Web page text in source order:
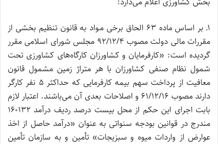
۱ـ بر اساس ماده ۶۳ الحاق برخی مـواد به قانون تنظیم بخشی از
مقررات مالی دولت مصوب ۹۲/۱۲/۴ مجلس شورای اسلامی مقرر
گردیده است: «کارفرمایان و کشاورزان کارگاه‌های کشاورزی تحت
شمول نظام صنفی کشاورزان با هر متراژ زمین مشمول قانون
معافیت از پرداخت سهم بیمه کارفرمایی که حداکثر ۵ نفر کارگر
دارند مصوب ۶۱/۱۲/۱۶ و اصلاحات بعدی آن می‌باشند. اعتبار لازم
بابت اجرای این حکم از محل بیست درصد ردیف درآمد ۱۶۰۱۳۲
مندرج در قوانین بودجه سنواتی به عنوان «درآمد حاصل از اخذ
عوارض از واردات میوه و سبزیجات» تأمین و به سازمان تأمین